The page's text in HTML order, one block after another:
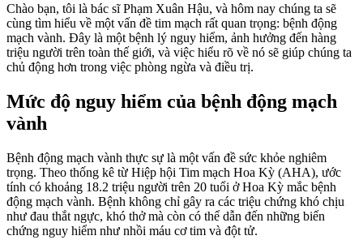
Chào bạn, tôi là bác sĩ Phạm Xuân Hậu, và hôm nay chúng ta sẽ
cùng tìm hiểu về một vấn đề tim mạch rất quan trọng: bệnh động
mạch vành. Đây là một bệnh lý nguy hiểm, ảnh hưởng đến hàng
triệu người trên toàn thế giới, và việc hiểu rõ về nó sẽ giúp chúng ta
chủ động hơn trong việc phòng ngừa và điều trị.
Mức độ nguy hiểm của bệnh động mạch
vành
Bệnh động mạch vành thực sự là một vấn đề sức khỏe nghiêm
trọng. Theo thống kê từ Hiệp hội Tim mạch Hoa Kỳ (AHA), ước
tính có khoảng 18.2 triệu người trên 20 tuổi ở Hoa Kỳ mắc bệnh
động mạch vành. Bệnh không chỉ gây ra các triệu chứng khó chịu
như đau thắt ngực, khó thở mà còn có thể dẫn đến những biến
chứng nguy hiểm như nhồi máu cơ tim và đột tử.